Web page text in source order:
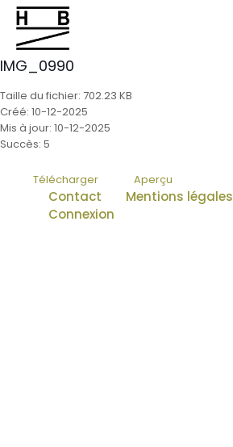
IMG_0990
Taille du fichier: 702.23 KB
Créé: 10-12-2025
Mis à jour: 10-12-2025
Succès: 5
Télécharger Aperçu
Contact
Mentions légales
Connexion